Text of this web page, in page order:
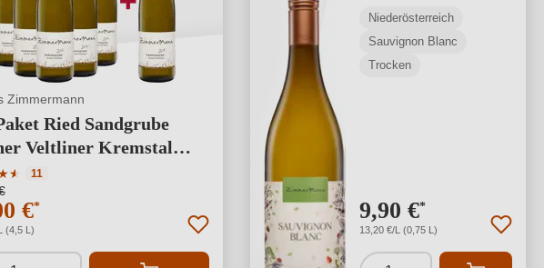
Zimmermann
Ried Sandgrube
Veltliner Kremstal
★
★ Bewertung von 4.73 von 5 Sternen
11
€*
(4,5 L)
Niederösterreich
Sauvignon Blanc
Trocken
9,90 €*
13,20 €/L (0,75 L)